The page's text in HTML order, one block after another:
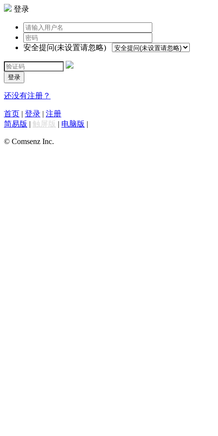
登录
安全提问(未设置请忽略)
登录
还没有注册？
首页 | 登录 | 注册
简易版 | 触屏版 | 电脑版 |
© Comsenz Inc.